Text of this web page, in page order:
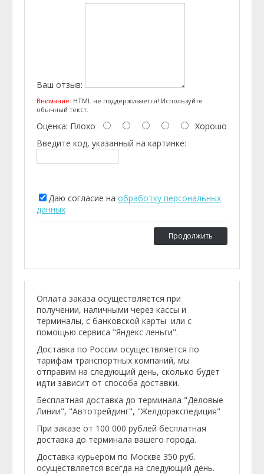
Ваш отзыв:
Внимание: HTML не поддерживается! Используйте
обычный текст.
Оценка: Плохо
Хорошо
Введите код, указанный на картинке:
Даю согласие на обработку персональных
данных
Продолжить
Оплата заказа осуществляется при
получении, наличными через кассы и
терминалы, с банковской карты или с
помощью сервиса "Яндекс леньги".
Доставка по России осуществляется по
тарифам транспортных компаний, мы
отправим на следующий день, сколько будет
идти зависит от способа доставки.
Бесплатная доставка до терминала "Деловые
Линии", "Автотрейдинг", "Желдорэкспедиция"
При заказе от 100 000 рублей бесплатная
доставка до терминала вашего города.
Доставка курьером по Москве 350 руб.
осуществляется всегда на следующий день.